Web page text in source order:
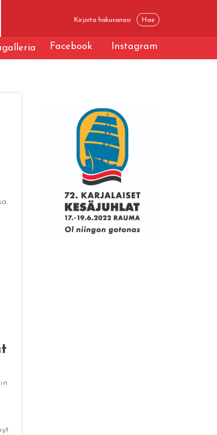
Facebook Instagram